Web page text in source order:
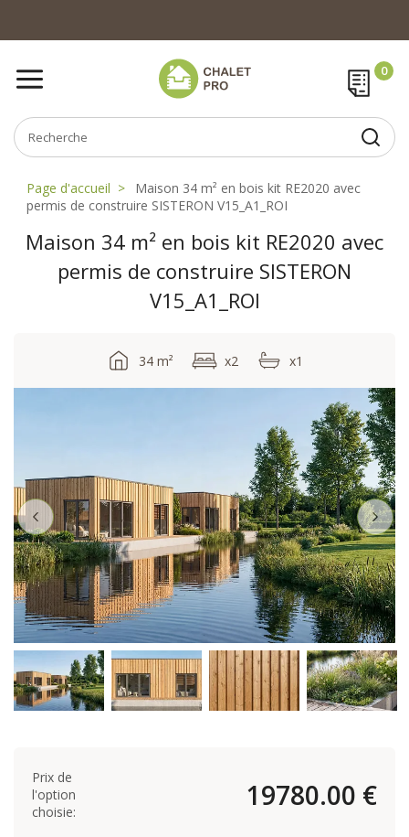
Page d'accueil
Maison 34 m² en bois kit RE2020 avec
permis de construire SISTERON V15_A1_ROI
Maison 34 m² en bois kit RE2020 avec
permis de construire SISTERON
V15_A1_ROI
34 m² x2 x1
Prix de
l'option
choisie:
19780.00 €